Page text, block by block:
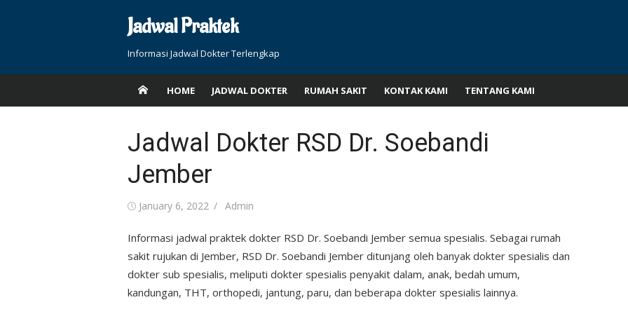
Jadwal Praktek
Informasi Jadwal Dokter Terlengkap
HOME JADWAL DOKTER RUMAH SAKIT KONTAK KAMI TENTANG KAMI
Jadwal Dokter RSD Dr. Soebandi
Jember
Posted
January 6, 2022 Author
Admin
Informasi jadwal praktek dokter RSD Dr. Soebandi Jember semua spesialis. Sebagai rumah
sakit rujukan di Jember, RSD Dr. Soebandi Jember ditunjang oleh banyak dokter spesialis dan
dokter sub spesialis, meliputi dokter spesialis penyakit dalam, anak, bedah umum,
kandungan, THT, orthopedi, jantung, paru, dan beberapa dokter spesialis lainnya.